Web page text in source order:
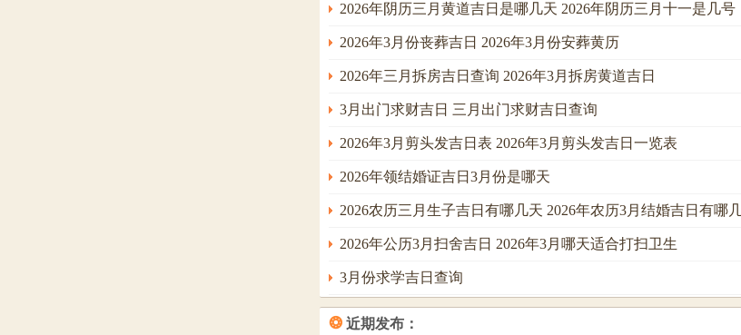
2026年阴历三月黄道吉日是哪几天 2026年阴历三月十一是几号
2026年3月份丧葬吉日 2026年3月份安葬黄历
2026年三月拆房吉日查询 2026年3月拆房黄道吉日
3月出门求财吉日 三月出门求财吉日查询
2026年3月剪头发吉日表 2026年3月剪头发吉日一览表
2026年领结婚证吉日3月份是哪天
2026农历三月生子吉日有哪几天 2026年农历3月结婚吉日有哪
2026年公历3月扫舍吉日 2026年3月哪天适合打扫卫生
3月份求学吉日查询
❂ 近期发布：